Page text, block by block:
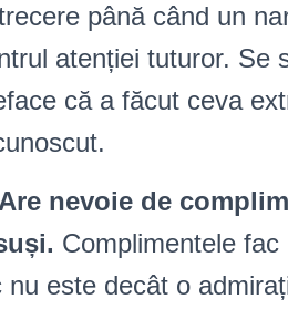
până când un
atenției tuturor. Se
că a făcut ceva
nevoie de
Complimentele
nu este decât o